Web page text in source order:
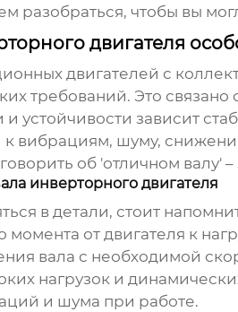
разобраться, чтобы вы
двигателя
двигателей с
требований. Это связано
и устойчивости зависит
к вибрациям, шуму,
об 'отличном валу'
инверторного двигателя
в детали, стоит
от двигателя к
вала с необходимой
нагрузок и
и шума при работе.